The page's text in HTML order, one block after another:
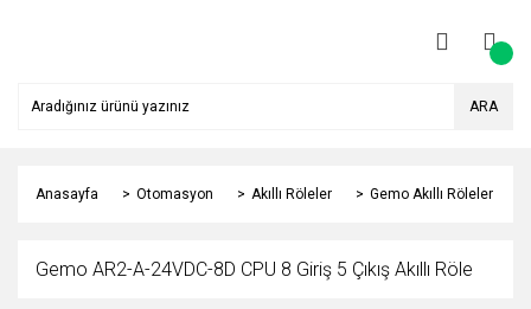
ARA
Anasayfa Otomasyon Akıllı Röleler Gemo Akıllı Röleler
Gemo AR2-A-24VDC-8D CPU 8 Giriş 5 Çıkış Akıllı Röle